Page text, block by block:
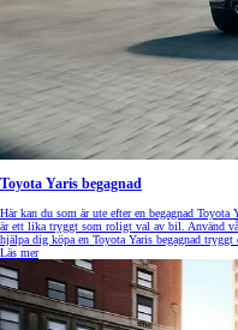
Toyota Yaris begagnad
Här kan du som är ute efter en begagnad
är ett lika tryggt som roligt val av bil. Använd
hjälpa dig köpa en Toyota Yaris begagnad tryggt
Läs mer